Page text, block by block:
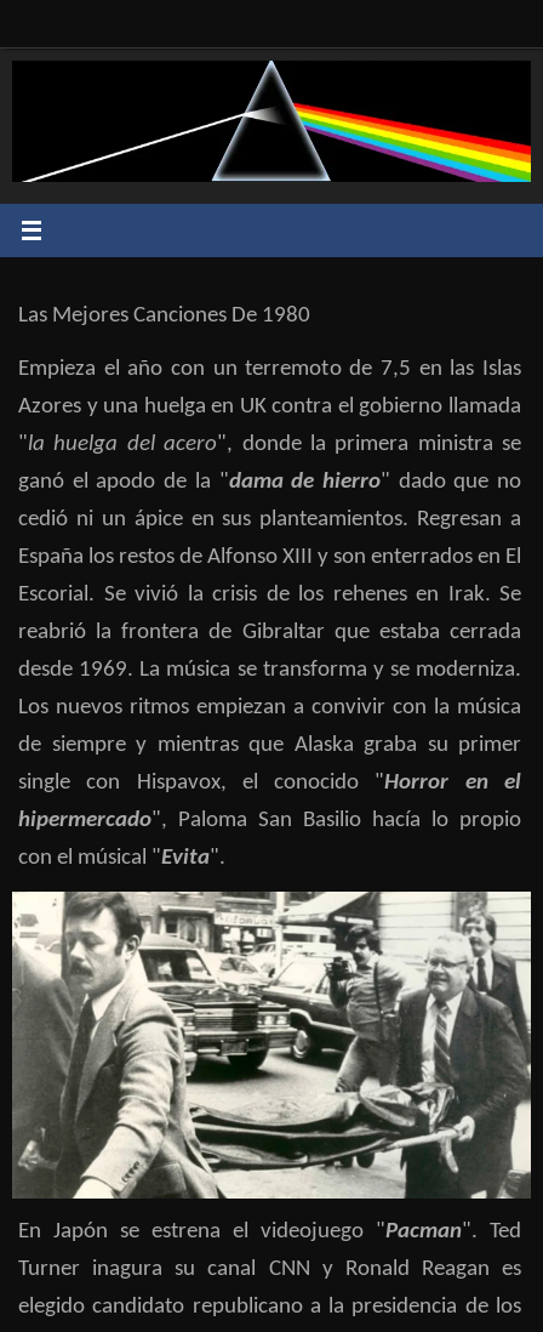
contenido
Las Mejores Canciones De 1980
Empieza el año con un terremoto de 7,5 en las Islas
Azores y una huelga en UK contra el gobierno llamada
"la huelga del acero", donde la primera ministra se
ganó el apodo de la "dama de hierro" dado que no
cedió ni un ápice en sus planteamientos. Regresan a
España los restos de Alfonso XIII y son enterrados en El
Escorial. Se vivió la crisis de los rehenes en Irak. Se
reabrió la frontera de Gibraltar que estaba cerrada
desde 1969. La música se transforma y se moderniza.
Los nuevos ritmos empiezan a convivir con la música
de siempre y mientras que Alaska graba su primer
single con Hispavox, el conocido "Horror en el
hipermercado", Paloma San Basilio hacía lo propio
con el músical "Evita".
En Japón se estrena el videojuego "Pacman". Ted
Turner inagura su canal CNN y Ronald Reagan es
elegido candidato republicano a la presidencia de los